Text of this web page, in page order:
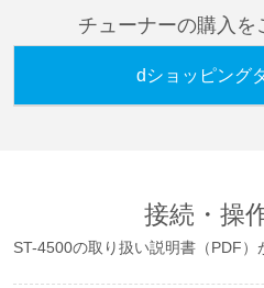
チューナーの購入を
dショッピング
接続・操
ST-4500の取り扱い説明書（PDF）